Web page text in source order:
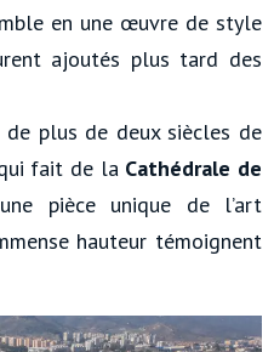
en une œuvre de style
ajoutés plus tard des
plus de deux siècles de
fait de la Cathédrale de
une pièce unique de l’art
hauteur témoignent